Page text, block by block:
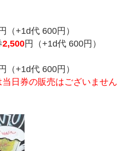
円（+1d代 600円）
2,500円（+1d代 600円）
円（+1d代 600円）
日券の販売はございません